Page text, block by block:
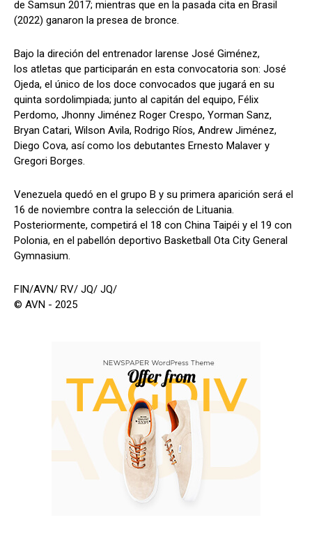
de Samsun 2017; mientras que en la pasada cita en Brasil
(2022) ganaron la presea de bronce.
Bajo la direción del entrenador larense José Giménez,
los atletas que participarán en esta convocatoria son: José
Ojeda, el único de los doce convocados que jugará en su
quinta sordolimpiada; junto al capitán del equipo, Félix
Perdomo, Jhonny Jiménez Roger Crespo, Yorman Sanz,
Bryan Catari, Wilson Avila, Rodrigo Ríos, Andrew Jiménez,
Diego Cova, así como los debutantes Ernesto Malaver y
Gregori Borges.
Venezuela quedó en el grupo B y su primera aparición será el
16 de noviembre contra la selección de Lituania.
Posteriormente, competirá el 18 con China Taipéi y el 19 con
Polonia, en el pabellón deportivo Basketball Ota City General
Gymnasium.
FIN/AVN/ RV/ JQ/ JQ/
© AVN - 2025